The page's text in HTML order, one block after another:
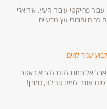
פרויקטי עיבוד העץ. אידיאלי
וחומרי עץ טבעיים.
עמיד למים
אל תתנו להם להביא דאגות
עמיד למים גורילה, כמובן!